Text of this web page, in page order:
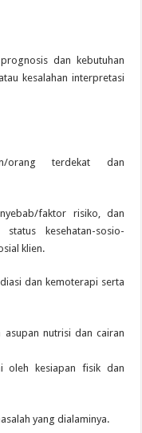
dan kebutuhan
kesalahan interpretasi
orang terdekat dan
faktor risiko, dan
kesehatan-sosio-
klien.
dan kemoterapi serta
asupan nutrisi dan cairan
oleh kesiapan fisik dan
yang dialaminya.